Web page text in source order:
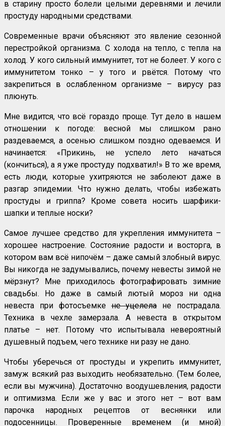
в старину просто болели целыми деревнями и лечили
простуду народными средствами.
Современные врачи объясняют это явление сезонной
перестройкой организма. С холода на тепло, с тепла на
холод. У кого сильный иммунитет, тот не болеет. У кого с
иммунитетом тонко – у того и рвётся. Потому что
закрепиться в ослабленном организме – вирусу раз
плюнуть.
Мне видится, что всё гораздо проще. Тут дело в нашем
отношении к погоде: весной мы слишком рано
раздеваемся, а осенью слишком поздно одеваемся. И
начинается: «Прикинь, не успело лето начаться
(кончиться), а я уже простуду подхватил!» В то же время,
есть люди, которые ухитряются не заболеют даже в
разгар эпидемии. Что нужно делать, чтобы избежать
простуды и гриппа? Кроме совета носить шарфики-
шапки и теплые носки?
Самое лучшее средство для укрепления иммунитета –
хорошее настроение. Состояние радости и восторга, в
котором вам всё нипочём – даже самый злобный вирус.
Вы никогда не задумывались, почему невесты зимой не
мёрзнут? Мне приходилось фотографировать зимние
свадьбы. Но даже в самый лютый мороз ни одна
невеста при фотосъемкене уцелелане пострадала.
Техника в чехле замерзала. А невеста в открытом
платье – нет. Потому что испытывала невероятный
душевный подъем, чего технике ни разу не дано.
Чтобы уберечься от простуды и укрепить иммунитет,
замуж всякий раз выходить необязательно. (Тем более,
если вы мужчина). Достаточно воодушевления, радости
и оптимизма. Если же у вас и этого нет – вот вам
парочка народных рецептов от веснянки или
подосенницы. Проверенные временем (и мной)